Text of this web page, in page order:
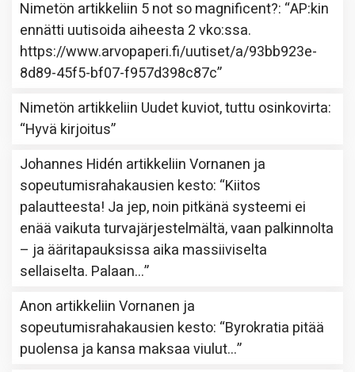
Nimetön artikkeliin 5 not so magnificent?: “AP:kin
ennätti uutisoida aiheesta 2 vko:ssa.
https://www.arvopaperi.fi/uutiset/a/93bb923e-
8d89-45f5-bf07-f957d398c87c”
Nimetön artikkeliin Uudet kuviot, tuttu osinkovirta:
“Hyvä kirjoitus”
Johannes Hidén artikkeliinVornanen ja
sopeutumisrahakausien kesto: “Kiitos
palautteesta! Ja jep, noin pitkänä systeemi ei
enää vaikuta turvajärjestelmältä, vaan palkinnolta
– ja ääritapauksissa aika massiiviselta
sellaiselta. Palaan…”
Anon artikkeliinVornanen ja
sopeutumisrahakausien kesto: “Byrokratia pitää
puolensa ja kansa maksaa viulut…”